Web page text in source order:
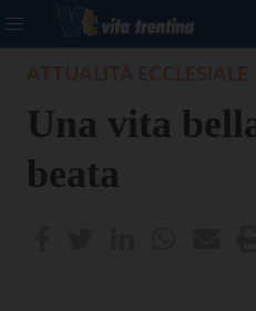
Una vita
beata